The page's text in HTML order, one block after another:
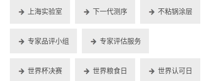
上海实验室 下一代测序 不粘锅涂层
专家品评小组 专家评估服务
世界杯决赛 世界粮食日 世界认可日